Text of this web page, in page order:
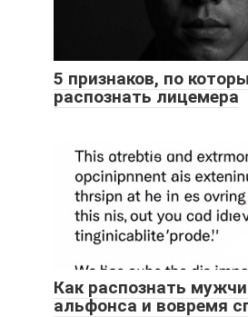
5 признаков, по
распознать лицемера
Как распознать
альфонса и вовремя